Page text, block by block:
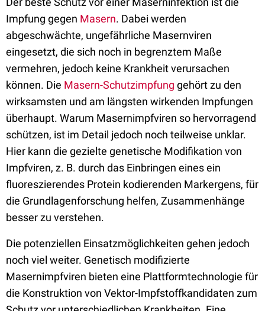
Impfung gegen Masern. Dabei werden
abgeschwächte, ungefährliche Masernviren
eingesetzt, die sich noch in begrenztem Maße
vermehren, jedoch keine Krankheit verursachen
können. Die Masern-Schutzimpfung gehört zu den
wirksamsten und am längsten wirkenden Impfungen
überhaupt. Warum Masernimpfviren so hervorragend
schützen, ist im Detail jedoch noch teilweise unklar.
Hier kann die gezielte genetische Modifikation von
Impfviren, z. B. durch das Einbringen eines ein
fluoreszierendes Protein kodierenden Markergens, für
die Grundlagenforschung helfen, Zusammenhänge
besser zu verstehen.
Die potenziellen Einsatzmöglichkeiten gehen jedoch
noch viel weiter. Genetisch modifizierte
Masernimpfviren bieten eine Plattformtechnologie für
die Konstruktion von Vektor-Impfstoffkandidaten zum